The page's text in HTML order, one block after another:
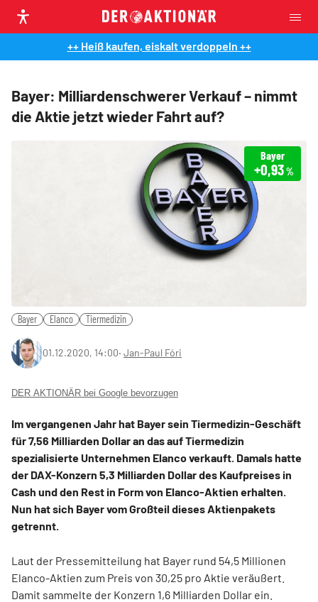
++ Heiß kaufen, eiskalt verdoppeln ++
Bayer: Milliardenschwerer Verkauf – nimmt
die Aktie jetzt wieder Fahrt auf?
Bayer
+0,93%
Bayer Elanco Tiermedizin
01.12.2020, 14:00‧ Jan-Paul Fóri
DER AKTIONÄR bei Google bevorzugen
Im vergangenen Jahr hat Bayer sein Tiermedizin-Geschäft
für 7,56 Milliarden Dollar an das auf Tiermedizin
spezialisierte Unternehmen Elanco verkauft. Damals hatte
der DAX-Konzern 5,3 Milliarden Dollar des Kaufpreises in
Cash und den Rest in Form von Elanco-Aktien erhalten.
Nun hat sich Bayer vom Großteil dieses Aktienpakets
getrennt.
Laut der Pressemitteilung hat Bayer rund 54,5 Millionen
Elanco-Aktien zum Preis von 30,25 pro Aktie veräußert.
Damit sammelte der Konzern 1,6 Milliarden Dollar ein.